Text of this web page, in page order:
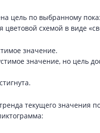
цель по выбранному
цветовой схемой в виде
значение.
значение, но цель
текущего значения